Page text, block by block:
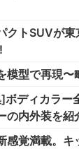
クトSUVが
模型で再現〜
ディカラー
の内外装を紹
感覚満載。